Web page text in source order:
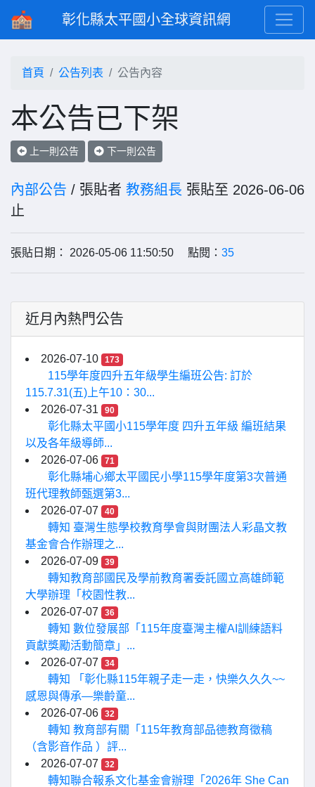
彰化縣太平國小全球資訊網
首頁 公告列表 公告內容
本公告已下架
上一則公告 下一則公告
內部公告 / 張貼者 教務組長 張貼至 2026-06-06
止
張貼日期： 2026-05-06 11:50:50 點閱： 35
近月內熱門公告
2026-07-10 173
115學年度四升五年級學生編班公告: 訂於
115.7.31(五)上午10：30...
2026-07-31
90
彰化縣太平國小115學年度 四升五年級 編班結果
以及各年級導師...
2026-07-06
71
彰化縣埔心鄉太平國民小學115學年度第3次普通
班代理教師甄選第3...
2026-07-07
40
轉知 臺灣生態學校教育學會與財團法人彩晶文教
基金會合作辦理之...
2026-07-09
39
轉知教育部國民及學前教育署委託國立高雄師範
大學辦理「校園性教...
2026-07-07
36
轉知 數位發展部「115年度臺灣主權AI訓練語料
貢獻獎勵活動簡章」...
2026-07-07
34
轉知 「彰化縣115年親子走一走，快樂久久久~~
感恩與傳承—樂齡童...
2026-07-06
32
轉知 教育部有關「115年教育部品德教育徵稿
（含影音作品 ）評...
2026-07-07
32
轉知聯合報系文化基金會辦理「2026年 She Can